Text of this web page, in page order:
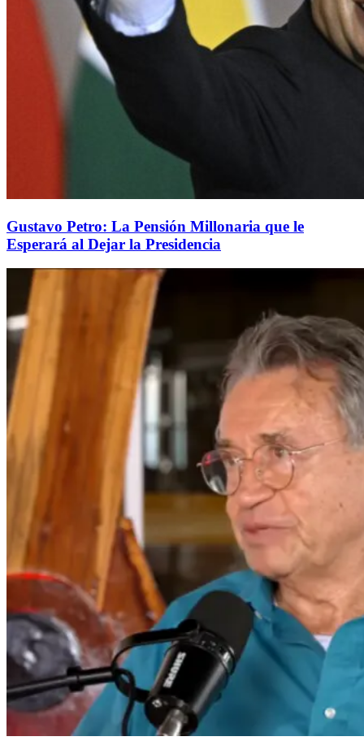
Gustavo Petro: La Pensión Millonaria que le
Esperará al Dejar la Presidencia